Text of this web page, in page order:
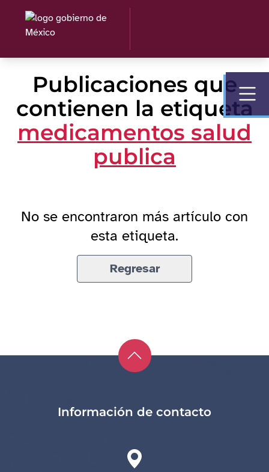
Publicaciones que
contienen la etiqueta
medicamentos salud
publica
No se encontraron más artículo con
esta etiqueta.
Regresar
Información de contacto